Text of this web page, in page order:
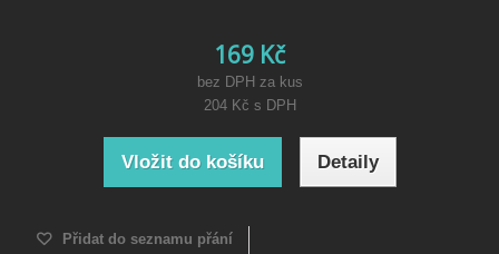
169 Kč
bez DPH za kus
204 Kč s DPH
Vložit do košíku Detaily
Přidat do seznamu přání